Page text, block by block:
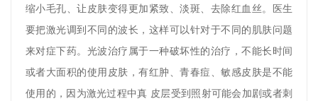
缩小毛孔、让皮肤变得更加紧致、淡斑、去除红血丝。医生
要把激光调到不同的波长，这样可以针对于不同的肌肤问题
来对症下药。光波治疗属于一种破坏性的治疗，不能长时间
或者大面积的使用皮肤，有红肿、青春痘、敏感皮肤是不能
使用的，因为激光过程中真 皮层受到照射可能会加剧或者刺